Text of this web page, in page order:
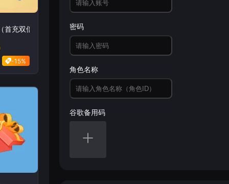
充双倍）
-15%
密码
角色名称
谷歌备用码